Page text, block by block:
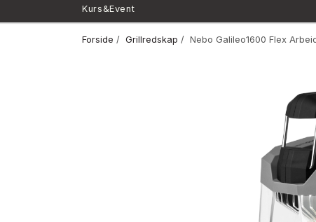
Kurs&Event
Forside / Grillredskap / Nebo Galileo1600 Flex